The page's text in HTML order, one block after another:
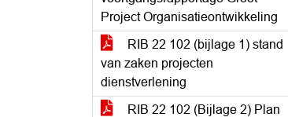
Project Organisatieontwikkeling
RIB 22 102 (bijlage 1) stand
van zaken projecten
dienstverlening
RIB 22 102 (Bijlage 2) Plan